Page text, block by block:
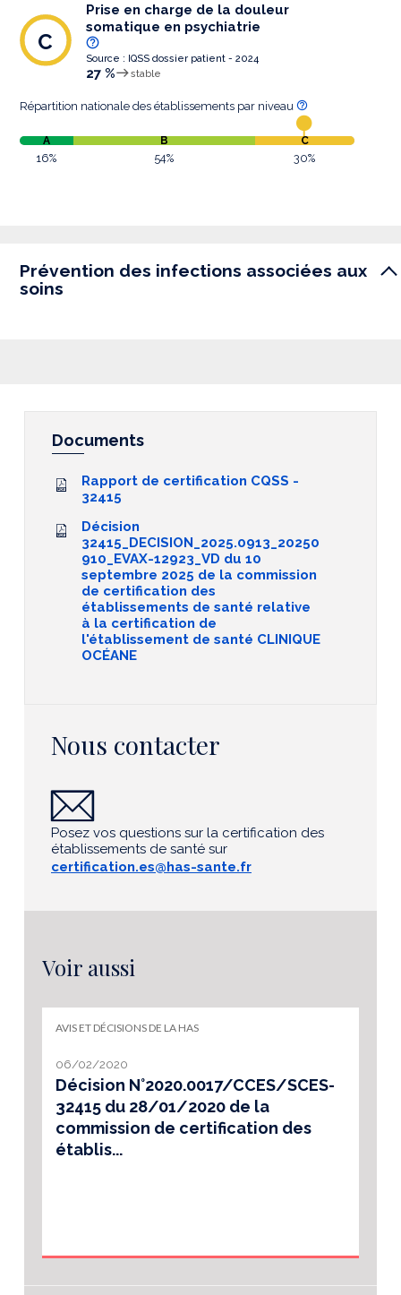
Prise en charge de la douleur
somatique en psychiatrie
Source : IQSS dossier patient - 2024
27 % stable
C
Répartition nationale des établissements par niveau
A B C
16% 54% 30%
Prévention des infections associées aux
soins
Documents
Rapport de certification CQSS -
32415
Décision
32415_DECISION_2025.0913_20250
910_EVAX-12923_VD du 10
septembre 2025 de la commission
de certification des
établissements de santé relative
à la certification de
l'établissement de santé CLINIQUE
OCÉANE
Nous contacter
Posez vos questions sur la certification des
établissements de santé sur
certification.es@has-sante.fr
Voir aussi
AVIS ET DÉCISIONS DE LA HAS
06/02/2020
Décision N°2020.0017/CCES/SCES-
32415 du 28/01/2020 de la
commission de certification des
établis...